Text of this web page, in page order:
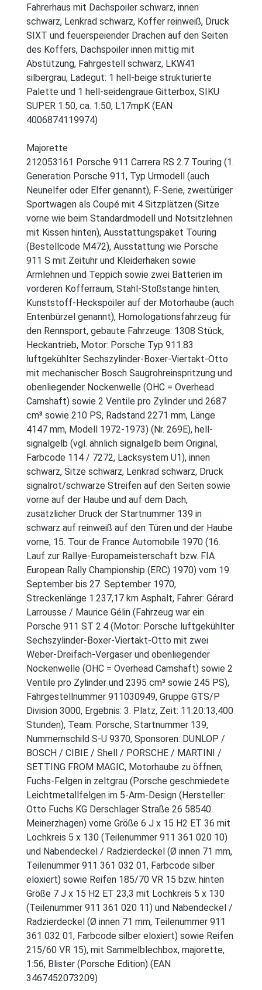
Fahrerhaus mit Dachspoiler schwarz, innen
schwarz, Lenkrad schwarz, Koffer reinweiß, Druck
SIXT und feuerspeiender Drachen auf den Seiten
des Koffers, Dachspoiler innen mittig mit
Abstützung, Fahrgestell schwarz, LKW41
silbergrau, Ladegut: 1 hell-beige strukturierte
Palette und 1 hell-seidengraue Gitterbox, SIKU
SUPER 1:50, ca. 1:50, L17mpK (EAN
4006874119974)
Majorette
212053161 Porsche 911 Carrera RS 2.7 Touring (1.
Generation Porsche 911, Typ Urmodell (auch
Neunelfer oder Elfer genannt), F-Serie, zweitüriger
Sportwagen als Coupé mit 4 Sitzplätzen (Sitze
vorne wie beim Standardmodell und Notsitzlehnen
mit Kissen hinten), Ausstattungspaket Touring
(Bestellcode M472), Ausstattung wie Porsche
911 S mit Zeituhr und Kleiderhaken sowie
Armlehnen und Teppich sowie zwei Batterien im
vorderen Kofferraum, Stahl-Stoßstange hinten,
Kunststoff-Heckspoiler auf der Motorhaube (auch
Entenbürzel genannt), Homologationsfahrzeug für
den Rennsport, gebaute Fahrzeuge: 1308 Stück,
Heckantrieb, Motor: Porsche Typ 911.83
luftgekühlter Sechszylinder-Boxer-Viertakt-Otto
mit mechanischer Bosch Saugrohreinspritzung und
obenliegender Nockenwelle (OHC = Overhead
Camshaft) sowie 2 Ventile pro Zylinder und 2687
cm³ sowie 210 PS, Radstand 2271 mm, Länge
4147 mm, Modell 1972-1973) (Nr. 269E), hell-
signalgelb (vgl. ähnlich signalgelb beim Original,
Farbcode 114 / 7272, Lacksystem U1), innen
schwarz, Sitze schwarz, Lenkrad schwarz, Druck
signalrot/schwarze Streifen auf den Seiten sowie
vorne auf der Haube und auf dem Dach,
zusätzlicher Druck der Startnummer 139 in
schwarz auf reinweiß auf den Türen und der Haube
vorne, 15. Tour de France Automobile 1970 (16.
Lauf zur Rallye-Europameisterschaft bzw. FIA
European Rally Championship (ERC) 1970) vom 19.
September bis 27. September 1970,
Streckenlänge 1.237,17 km Asphalt, Fahrer: Gérard
Larrousse / Maurice Gélin (Fahrzeug war ein
Porsche 911 ST 2.4 (Motor: Porsche luftgekühlter
Sechszylinder-Boxer-Viertakt-Otto mit zwei
Weber-Dreifach-Vergaser und obenliegender
Nockenwelle (OHC = Overhead Camshaft) sowie 2
Ventile pro Zylinder und 2395 cm³ sowie 245 PS),
Fahrgestellnummer 911030949, Gruppe GTS/P
Division 3000, Ergebnis: 3. Platz, Zeit: 11:20:13,400
Stunden), Team: Porsche, Startnummer 139,
Nummernschild S-U 9370, Sponsoren: DUNLOP /
BOSCH / CIBIE / Shell / PORSCHE / MARTINI /
SETTING FROM MAGIC, Motorhaube zu öffnen,
Fuchs-Felgen in zeltgrau (Porsche geschmiedete
Leichtmetallfelgen im 5-Arm-Design (Hersteller:
Otto Fuchs KG Derschlager Straße 26 58540
Meinerzhagen) vorne Größe 6 J x 15 H2 ET 36 mit
Lochkreis 5 x 130 (Teilenummer 911 361 020 10)
und Nabendeckel / Radzierdeckel (Ø innen 71 mm,
Teilenummer 911 361 032 01, Farbcode silber
eloxiert) sowie Reifen 185/70 VR 15 bzw. hinten
Größe 7 J x 15 H2 ET 23,3 mit Lochkreis 5 x 130
(Teilenummer 911 361 020 11) und Nabendeckel /
Radzierdeckel (Ø innen 71 mm, Teilenummer 911
361 032 01, Farbcode silber eloxiert) sowie Reifen
215/60 VR 15), mit Sammelblechbox, majorette,
1:56, Blister (Porsche Edition) (EAN
3467452073209)